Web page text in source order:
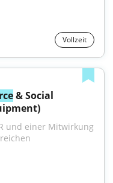
Vollzeit
& Social
und einer Mitwirkung